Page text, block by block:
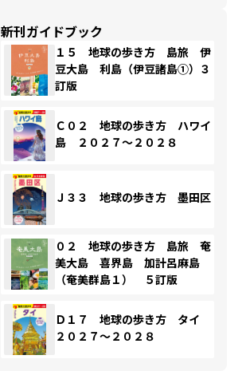
新刊ガイドブック
１５ 地球の歩き方 島旅 伊
豆大島 利島（伊豆諸島①）３
訂版
Ｃ０２ 地球の歩き方 ハワイ
島 ２０２７～２０２８
Ｊ３３ 地球の歩き方 墨田区
０２ 地球の歩き方 島旅 奄
美大島 喜界島 加計呂麻島
（奄美群島１） ５訂版
Ｄ１７ 地球の歩き方 タイ
２０２７～２０２８